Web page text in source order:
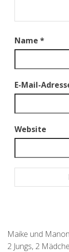
Name *
E-Mail-
Website
Maike und Manon
2 Jungs, 2